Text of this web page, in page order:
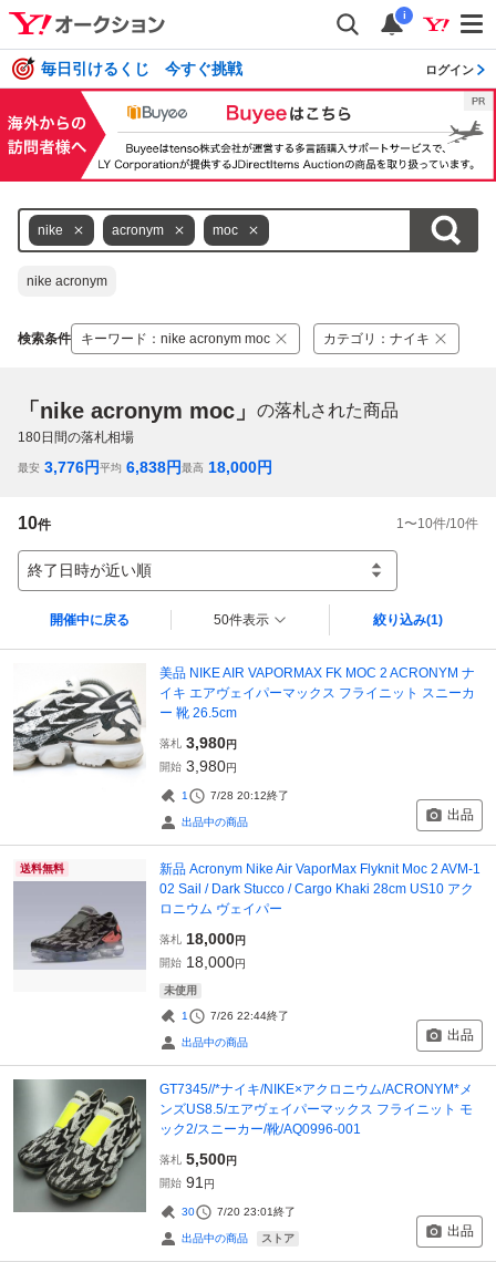
i
毎日引けるくじ 今すぐ挑戦 ログイン
nike acronym moc
nike acronym
検索条件 キーワード ： nike acronym moc カテゴリ ： ナイキ
「nike acronym moc」 の落札された商品
180日間の落札相場
最安 3,776円平均 6,838円最高 18,000円
10件 1 〜10件/10件
終了日時が近い順
開催中に戻る 50件表示 絞り込み(1)
美品 NIKE AIR VAPORMAX FK MOC 2 ACRONYM ナ
イキ エアヴェイパーマックス フライニット スニーカ
ー 靴 26.5cm
落札 3,980円
開始 3,980円
1 7/28 20:12終了
出品中の商品 出品
送料無料
新品 Acronym Nike Air VaporMax Flyknit Moc 2 AVM-1
02 Sail / Dark Stucco / Cargo Khaki 28cm US10 アク
ロニウム ヴェイパー
落札 18,000円
開始 18,000円
未使用
1 7/26 22:44終了
出品中の商品 出品
GT7345//*ナイキ/NIKE×アクロニウム/ACRONYM*メ
ンズUS8.5/エアヴェイパーマックス フライニット モ
ック2/スニーカー/靴/AQ0996-001
落札 5,500円
開始 91 円
30 7/20 23:01終了
出品中の商品 ストア 出品